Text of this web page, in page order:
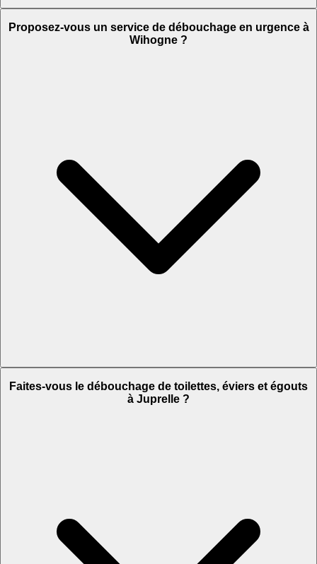
Proposez-vous un service de débouchage en urgence à
Wihogne ?
Faites-vous le débouchage de toilettes, éviers et égouts
à Juprelle ?